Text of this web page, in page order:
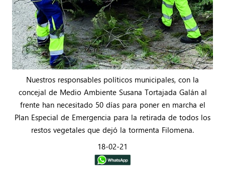
Nuestros responsables políticos municipales, con la
concejal de Medio Ambiente Susana Tortajada Galán al
frente han necesitado 50 días para poner en marcha el
Plan Especial de Emergencia para la retirada de todos los
restos vegetales que dejó la tormenta Filomena.
18-02-21